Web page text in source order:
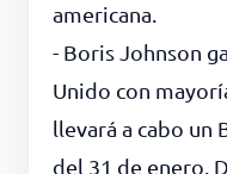
americana.
- Boris Johnson
Unido con
llevará a cabo
del 31 de enero.